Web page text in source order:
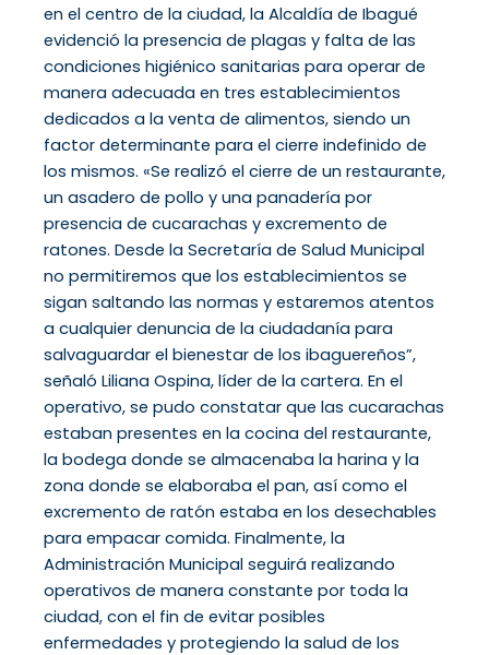
en el centro de la ciudad, la Alcaldía de Ibagué
evidenció la presencia de plagas y falta de las
condiciones higiénico sanitarias para operar de
manera adecuada en tres establecimientos
dedicados a la venta de alimentos, siendo un
factor determinante para el cierre indefinido de
los mismos. «Se realizó el cierre de un restaurante,
un asadero de pollo y una panadería por
presencia de cucarachas y excremento de
ratones. Desde la Secretaría de Salud Municipal
no permitiremos que los establecimientos se
sigan saltando las normas y estaremos atentos
a cualquier denuncia de la ciudadanía para
salvaguardar el bienestar de los ibaguereños”,
señaló Liliana Ospina, líder de la cartera. En el
operativo, se pudo constatar que las cucarachas
estaban presentes en la cocina del restaurante,
la bodega donde se almacenaba la harina y la
zona donde se elaboraba el pan, así como el
excremento de ratón estaba en los desechables
para empacar comida. Finalmente, la
Administración Municipal seguirá realizando
operativos de manera constante por toda la
ciudad, con el fin de evitar posibles
enfermedades y protegiendo la salud de los